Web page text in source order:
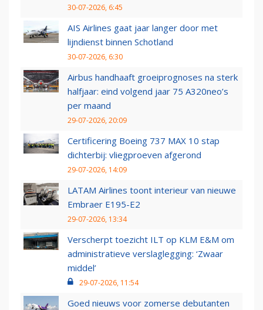
30-07-2026, 6:45
AIS Airlines gaat jaar langer door met
lijndienst binnen Schotland
30-07-2026, 6:30
Airbus handhaaft groeiprognoses na sterk
halfjaar: eind volgend jaar 75 A320neo’s
per maand
29-07-2026, 20:09
Certificering Boeing 737 MAX 10 stap
dichterbij: vliegproeven afgerond
29-07-2026, 14:09
LATAM Airlines toont interieur van nieuwe
Embraer E195-E2
29-07-2026, 13:34
Verscherpt toezicht ILT op KLM E&M om
administratieve verslaglegging: ‘Zwaar
middel’
29-07-2026, 11:54
Goed nieuws voor zomerse debutanten